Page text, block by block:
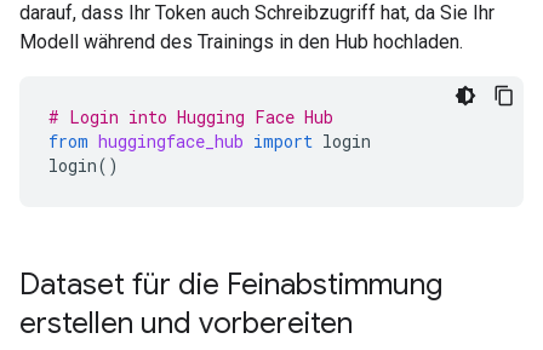
darauf, dass Ihr Token auch Schreibzugriff hat, da Sie Ihr
Modell während des Trainings in den Hub hochladen.
# Login into Hugging Face Hub
from huggingface_hub import login
login()
Dataset für die Feinabstimmung
erstellen und vorbereiten